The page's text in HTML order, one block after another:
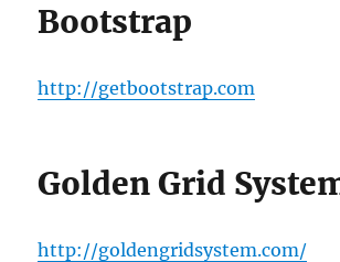
Bootstrap
http://getbootstrap.com
Golden Grid
http://goldengridsystem.com/